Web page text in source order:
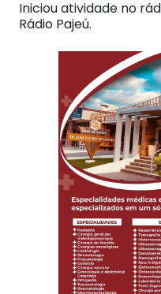
Iniciou atividade no
Rádio Pajeú.